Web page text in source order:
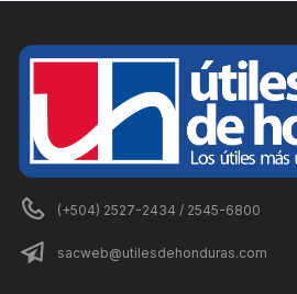
(+504) 2527-2434 / 2545-6800
sacweb@utilesdehonduras.com